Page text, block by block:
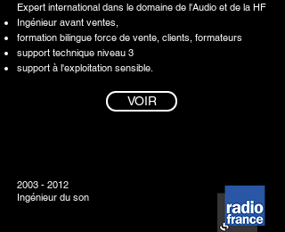
Expert international dans le domaine de l'Audio et de la HF
Ingénieur avant ventes,
formation bilingue force de vente, clients, formateurs
support technique niveau 3
support à l'exploitation sensible.
VOIR
2003 - 2012
Ingénieur du son